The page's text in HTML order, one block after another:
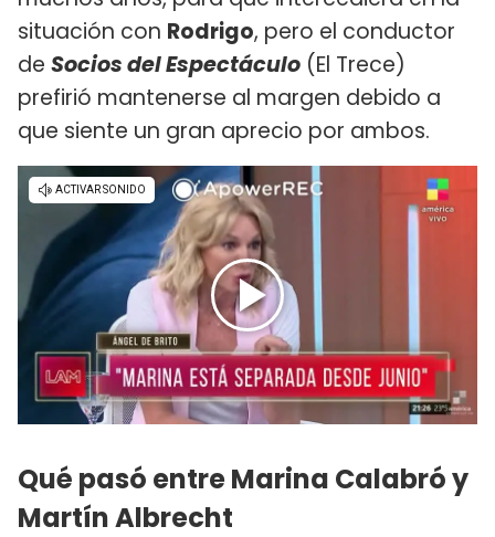
situación con Rodrigo, pero el conductor
de Socios del Espectáculo (El Trece)
prefirió mantenerse al margen debido a
que siente un gran aprecio por ambos.
Qué pasó entre Marina Calabró y
Martín Albrecht